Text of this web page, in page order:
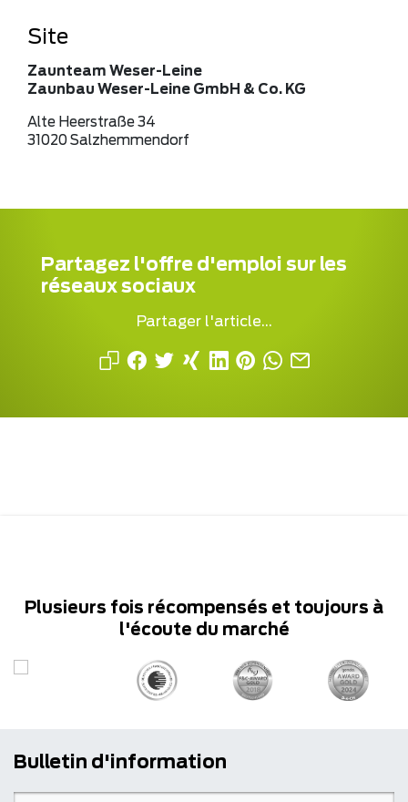
Site
Zaunteam Weser-Leine
Zaunbau Weser-Leine GmbH & Co. KG
Alte Heerstraße 34
31020 Salzhemmendorf
Partagez l'offre d'emploi sur les
réseaux sociaux
Partager l'article...
Plusieurs fois récompensés et toujours à
l'écoute du marché
Bulletin d'information